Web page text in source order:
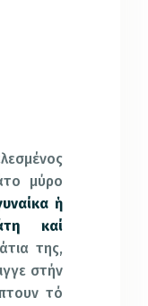
μύρο
ἡ
καί
της,
στήν
τό